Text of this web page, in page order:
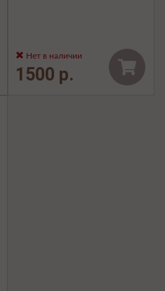
Нет в наличии
1500 р.